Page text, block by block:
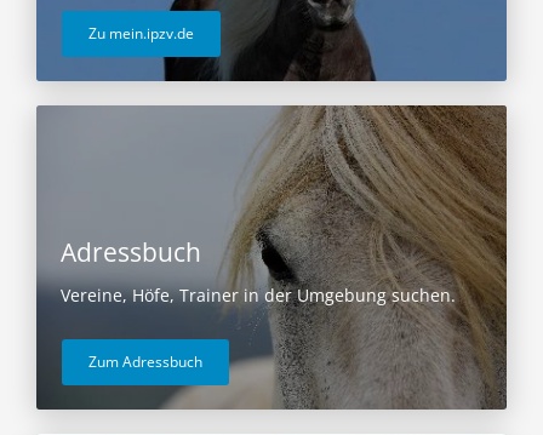
Zu mein.ipzv.de
Adressbuch
Vereine, Höfe, Trainer in der Umgebung suchen.
Zum Adressbuch